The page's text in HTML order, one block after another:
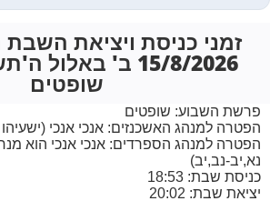
15/8/2026 ב'
שופטים
פרשת השבוע: שופטים
הפטרה למנהג האשכנזים: אנכי אנכי
הפטרה למנהג הספרדים: אנכי אנכי הוא
נא,יב-נב,יב)
כניסת שבת: 18:53
יציאת שבת: 20:02